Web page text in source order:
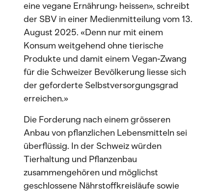
eine vegane Ernährung› heissen», schreibt
der SBV in einer Medienmitteilung vom 13.
August 2025. «Denn nur mit einem
Konsum weitgehend ohne tierische
Produkte und damit einem Vegan-Zwang
für die Schweizer Bevölkerung liesse sich
der geforderte Selbstversorgungsgrad
erreichen.»
Die Forderung nach einem grösseren
Anbau von pflanzlichen Lebensmitteln sei
überflüssig. In der Schweiz würden
Tierhaltung und Pflanzenbau
zusammengehören und möglichst
geschlossene Nährstoffkreisläufe sowie